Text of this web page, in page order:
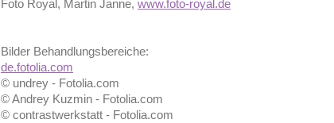
Foto Royal, Martin Janne, www.foto-royal.de
Bilder Behandlungsbereiche:
de.fotolia.com
© undrey - Fotolia.com
© Andrey Kuzmin - Fotolia.com
© contrastwerkstatt - Fotolia.com